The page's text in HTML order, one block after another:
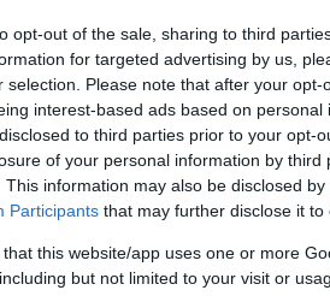
opt-out of the sale, sharing to third
for targeted advertising by us,
selection. Please note that after your
interest-based ads based on
to third parties prior to your opt-
of your personal information by third
This information may also be disclosed
Participants that may further disclose it to
that this website/app uses one or more
but not limited to your visit or
en ny musiksommar vid
nedan omfattas inte av